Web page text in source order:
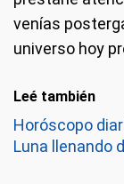
venías
universo hoy
Leé también
Horóscopo
Luna llenando